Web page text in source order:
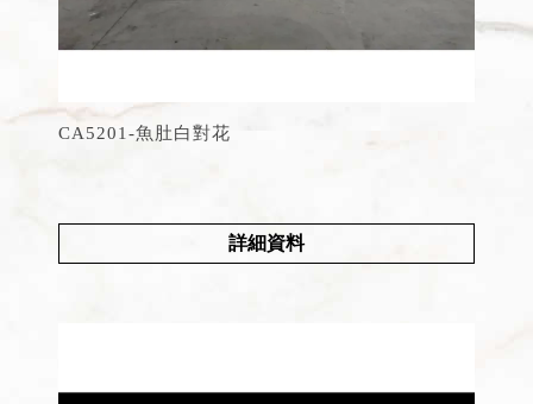
CA5201-魚肚白對花
詳細資料